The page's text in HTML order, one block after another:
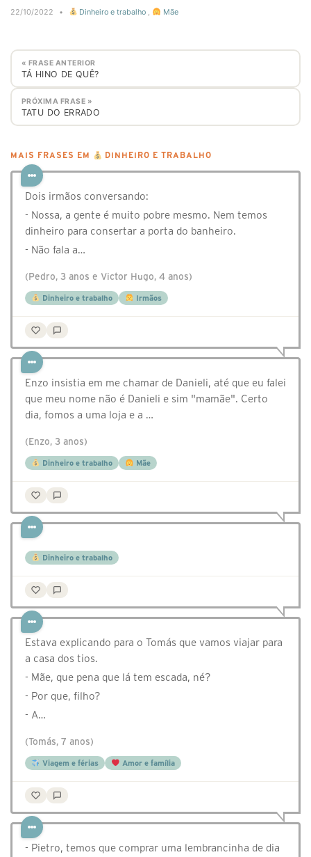
22/10/2022 • Dinheiro e trabalho , Mãe
« FRASE ANTERIOR
TÁ HINO DE QUÊ?
PRÓXIMA FRASE »
TATU DO ERRADO
MAIS FRASES EM DINHEIRO E TRABALHO
Dois irmãos conversando:
- Nossa, a gente é muito pobre mesmo. Nem temos
dinheiro para consertar a porta do banheiro.
- Não fala a…
(Pedro, 3 anos e Victor Hugo, 4 anos)
Dinheiro e trabalho Irmãos
Enzo insistia em me chamar de Danieli, até que eu falei
que meu nome não é Danieli e sim "mamãe". Certo
dia, fomos a uma loja e a …
(Enzo, 3 anos)
Dinheiro e trabalho Mãe
Dinheiro e trabalho
Estava explicando para o Tomás que vamos viajar para
a casa dos tios.
- Mãe, que pena que lá tem escada, né?
- Por que, filho?
- A…
(Tomás, 7 anos)
Viagem e férias Amor e família
- Pietro, temos que comprar uma lembrancinha de dia